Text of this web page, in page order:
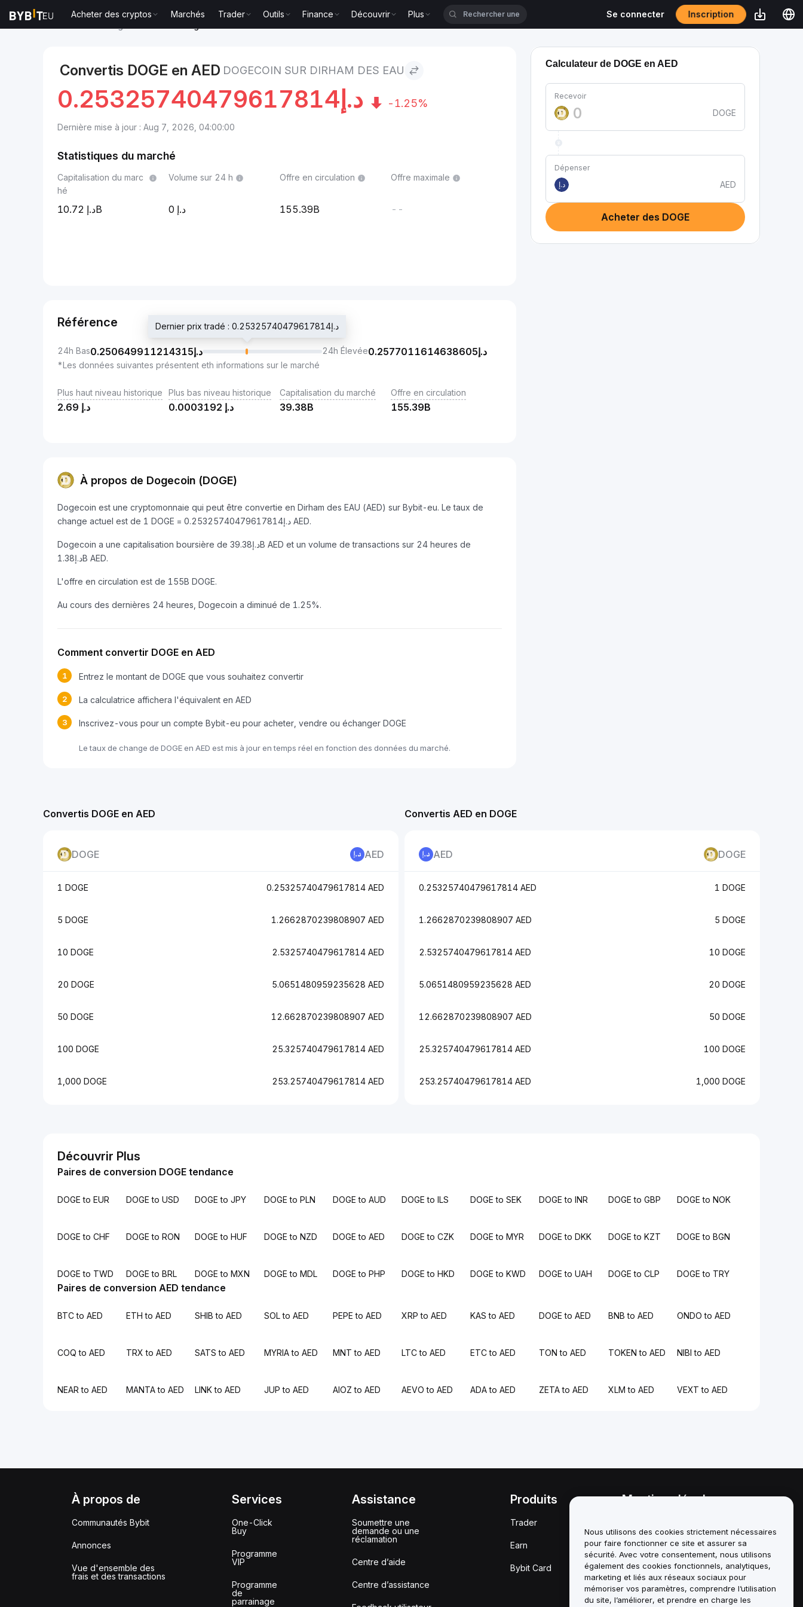
Acheter des cryptos Marchés Trader Outils Finance Découvrir Plus Se connecter Inscription
Convertis DOGE en AED DOGECOIN SUR DIRHAM DES EAU
د.إ 0.25325740479617814 -1.25%
Dernière mise à jour : Aug 7, 2026, 04:00:00
Statistiques du marché
Capitalisation du marc
hé
10.72B
Volume sur 24 h
0
Offre en circulation
155.39B
Offre maximale
--
Référence
24h Bas د.إ0.250649911214315
Dernier prix tradé : د.إ0.25325740479617814
24h Élevée د.إ0.2577011614638605
*Les données suivantes présentent eth informations sur le marché
Plus haut niveau historique
د.إ 2.69
Plus bas niveau historique
د.إ 0.0003192
Capitalisation du marché
39.38B
Offre en circulation
155.39B
À propos de Dogecoin (DOGE)
Dogecoin est une cryptomonnaie qui peut être convertie en Dirham des EAU (AED) sur Bybit-eu. Le taux de
change actuel est de 1 DOGE = د.إ0.25325740479617814 AED.
Dogecoin a une capitalisation boursière de د.إ39.38B AED et un volume de transactions sur 24 heures de
د.إ1.38B AED.
L'offre en circulation est de 155B DOGE.
Au cours des dernières 24 heures, Dogecoin a diminué de 1.25%.
Comment convertir DOGE en AED
1 Entrez le montant de DOGE que vous souhaitez convertir
2 La calculatrice affichera l'équivalent en AED
3 Inscrivez-vous pour un compte Bybit-eu pour acheter, vendre ou échanger DOGE
Le taux de change de DOGE en AED est mis à jour en temps réel en fonction des données du marché.
Calculateur de DOGE en AED
Recevoir
DOGE
Dépenser
د.إ
AED
Acheter des DOGE
Convertis DOGE en AED
DOGE AED
1 DOGE 0.25325740479617814 AED
5 DOGE 1.2662870239808907 AED
10 DOGE 2.5325740479617814 AED
20 DOGE 5.0651480959235628 AED
50 DOGE 12.662870239808907 AED
100 DOGE 25.325740479617814 AED
1,000 DOGE 253.25740479617814 AED
Convertis AED en DOGE
AED DOGE
0.25325740479617814 AED 1 DOGE
1.2662870239808907 AED 5 DOGE
2.5325740479617814 AED 10 DOGE
5.0651480959235628 AED 20 DOGE
12.662870239808907 AED 50 DOGE
25.325740479617814 AED 100 DOGE
253.25740479617814 AED 1,000 DOGE
Découvrir Plus
Paires de conversion DOGE tendance
DOGE to EUR DOGE to USD DOGE to JPY DOGE to PLN DOGE to AUD DOGE to ILS DOGE to SEK DOGE to INR DOGE to GBP DOGE to NOK
DOGE to CHF DOGE to RON DOGE to HUF DOGE to NZD DOGE to AED DOGE to CZK DOGE to MYR DOGE to DKK DOGE to KZT DOGE to BGN
DOGE to TWD DOGE to BRL DOGE to MXN DOGE to MDL DOGE to PHP DOGE to HKD DOGE to KWD DOGE to UAH DOGE to CLP DOGE to TRY
Paires de conversion AED tendance
BTC to AED ETH to AED SHIB to AED SOL to AED PEPE to AED XRP to AED KAS to AED DOGE to AED BNB to AED ONDO to AED
COQ to AED TRX to AED SATS to AED MYRIA to AED MNT to AED LTC to AED ETC to AED TON to AED TOKEN to AED NIBI to AED
NEAR to AED MANTA to AED LINK to AED JUP to AED AIOZ to AED AEVO to AED ADA to AED ZETA to AED XLM to AED VEXT to AED
À propos de
Communautés Bybit
Annonces
Vue d'ensemble des
frais et des transactions
Services
One-Click
Buy
Programme
VIP
Programme
de
parrainage
Assistance
Soumettre une
demande ou une
réclamation
Centre d’aide
Centre d’assistance
Produits
Trader
Earn
Bybit Card
Mentions légales
conflits d'intérêts
Résumé de la politique de
garde et d'administration
Informations ESG
Nous utilisons des cookies strictement nécessaires
pour faire fonctionner ce site et assurer sa
sécurité. Avec votre consentement, nous utilisons
également des cookies fonctionnels, analytiques,
marketing et liés aux réseaux sociaux pour
mémoriser vos paramètres, comprendre l’utilisation
du site, l’améliorer, et prendre en charge les